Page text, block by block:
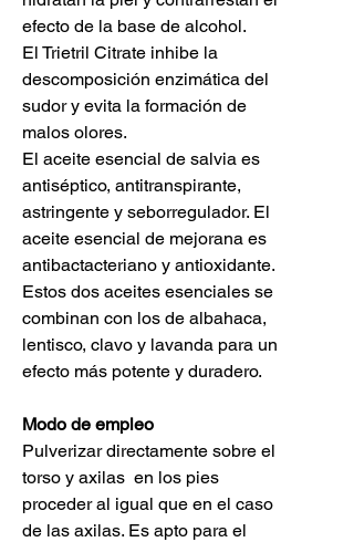
efecto de la base de alcohol.
El Trietril Citrate inhibe la
descomposición enzimática del
sudor y evita la formación de
malos olores.
El aceite esencial de salvia es
antiséptico, antitranspirante,
astringente y seborregulador. El
aceite esencial de mejorana es
antibactacteriano y antioxidante.
Estos dos aceites esenciales se
combinan con los de albahaca,
lentisco, clavo y lavanda para un
efecto más potente y duradero.
Modo de empleo
Pulverizar directamente sobre el
torso y axilas en los pies
proceder al igual que en el caso
de las axilas. Es apto para el